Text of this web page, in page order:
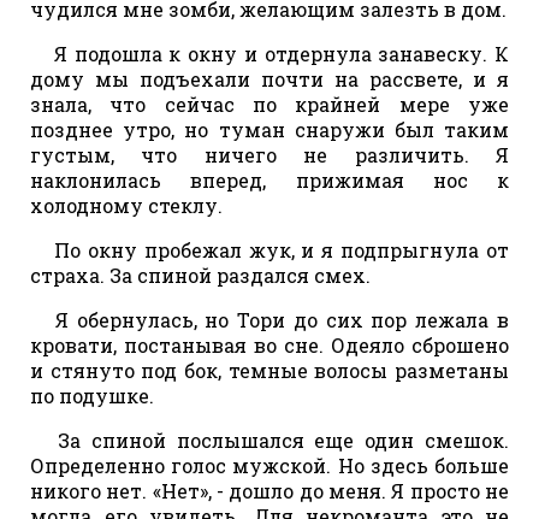
чудился мне зомби, желающим залезть в дом.
Я подошла к окну и отдернула занавеску. К
дому мы подъехали почти на рассвете, и я
знала, что сейчас по крайней мере уже
позднее утро, но туман снаружи был таким
густым, что ничего не различить. Я
наклонилась вперед, прижимая нос к
холодному стеклу.
По окну пробежал жук, и я подпрыгнула от
страха. За спиной раздался смех.
Я обернулась, но Тори до сих пор лежала в
кровати, постанывая во сне. Одеяло сброшено
и стянуто под бок, темные волосы разметаны
по подушке.
За спиной послышался еще один смешок.
Определенно голос мужской. Но здесь больше
никого нет. «Нет», - дошло до меня. Я просто не